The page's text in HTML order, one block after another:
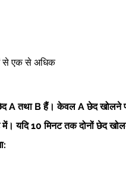
से एक से अधिक
A तथा B हैं। केवल A छेद खोलने
यदि 10 मिनट तक दोनों छेद